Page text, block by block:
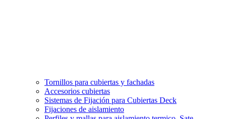
Tornillos para cubiertas y fachadas
Accesorios cubiertas
Sistemas de Fijación para Cubiertas Deck
Fijaciones de aislamiento